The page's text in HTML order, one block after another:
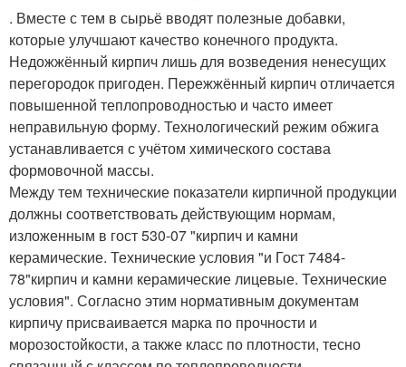
. Вместе с тем в сырьё вводят полезные добавки,
которые улучшают качество конечного продукта.
Недожжённый кирпич лишь для возведения ненесущих
перегородок пригоден. Пережжённый кирпич отличается
повышенной теплопроводностью и часто имеет
неправильную форму. Технологический режим обжига
устанавливается с учётом химического состава
формовочной массы.
Между тем технические показатели кирпичной продукции
должны соответствовать действующим нормам,
изложенным в гост 530-07 "кирпич и камни
керамические. Технические условия "и Гост 7484-
78"кирпич и камни керамические лицевые. Технические
условия". Согласно этим нормативным документам
кирпичу присваивается марка по прочности и
морозостойкости, а также класс по плотности, тесно